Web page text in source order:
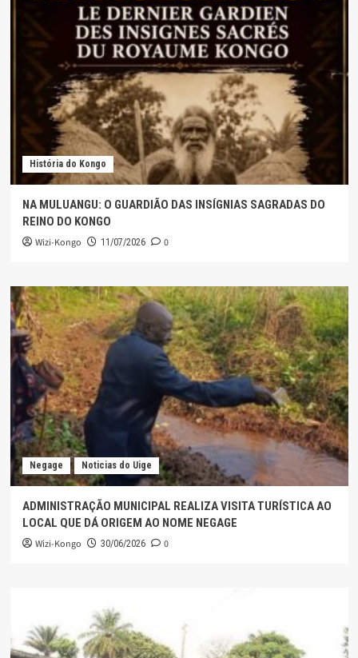
História do Kongo
NA MULUANGU: O GUARDIÃO DAS INSÍGNIAS SAGRADAS DO
REINO DO KONGO
Wizi-Kongo 11/07/2026 0
Negage Noticias do Uige
ADMINISTRAÇÃO MUNICIPAL REALIZA VISITA TURÍSTICA AO
LOCAL QUE DÁ ORIGEM AO NOME NEGAGE
Wizi-Kongo 30/06/2026 0